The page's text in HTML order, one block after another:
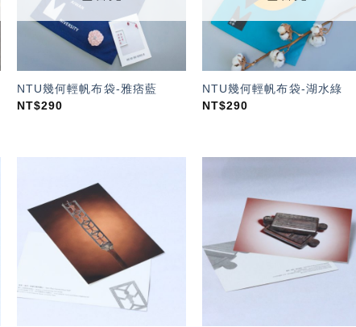
NTU幾何輕帆布袋-雅痞藍
NT$290
NTU幾何輕帆布袋-湖水綠
NT$290
「願
望
單